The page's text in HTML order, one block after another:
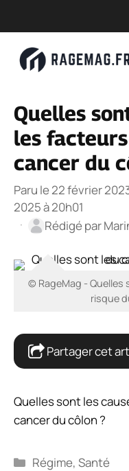
Quelles
les
cancer du
Paru le 22 février
2025 à 20h01
·
Rédigé par
© RageMag -
risque
Partager cet
Quelles sont les
cancer du côlon ?
Catégories
Régime,Santé